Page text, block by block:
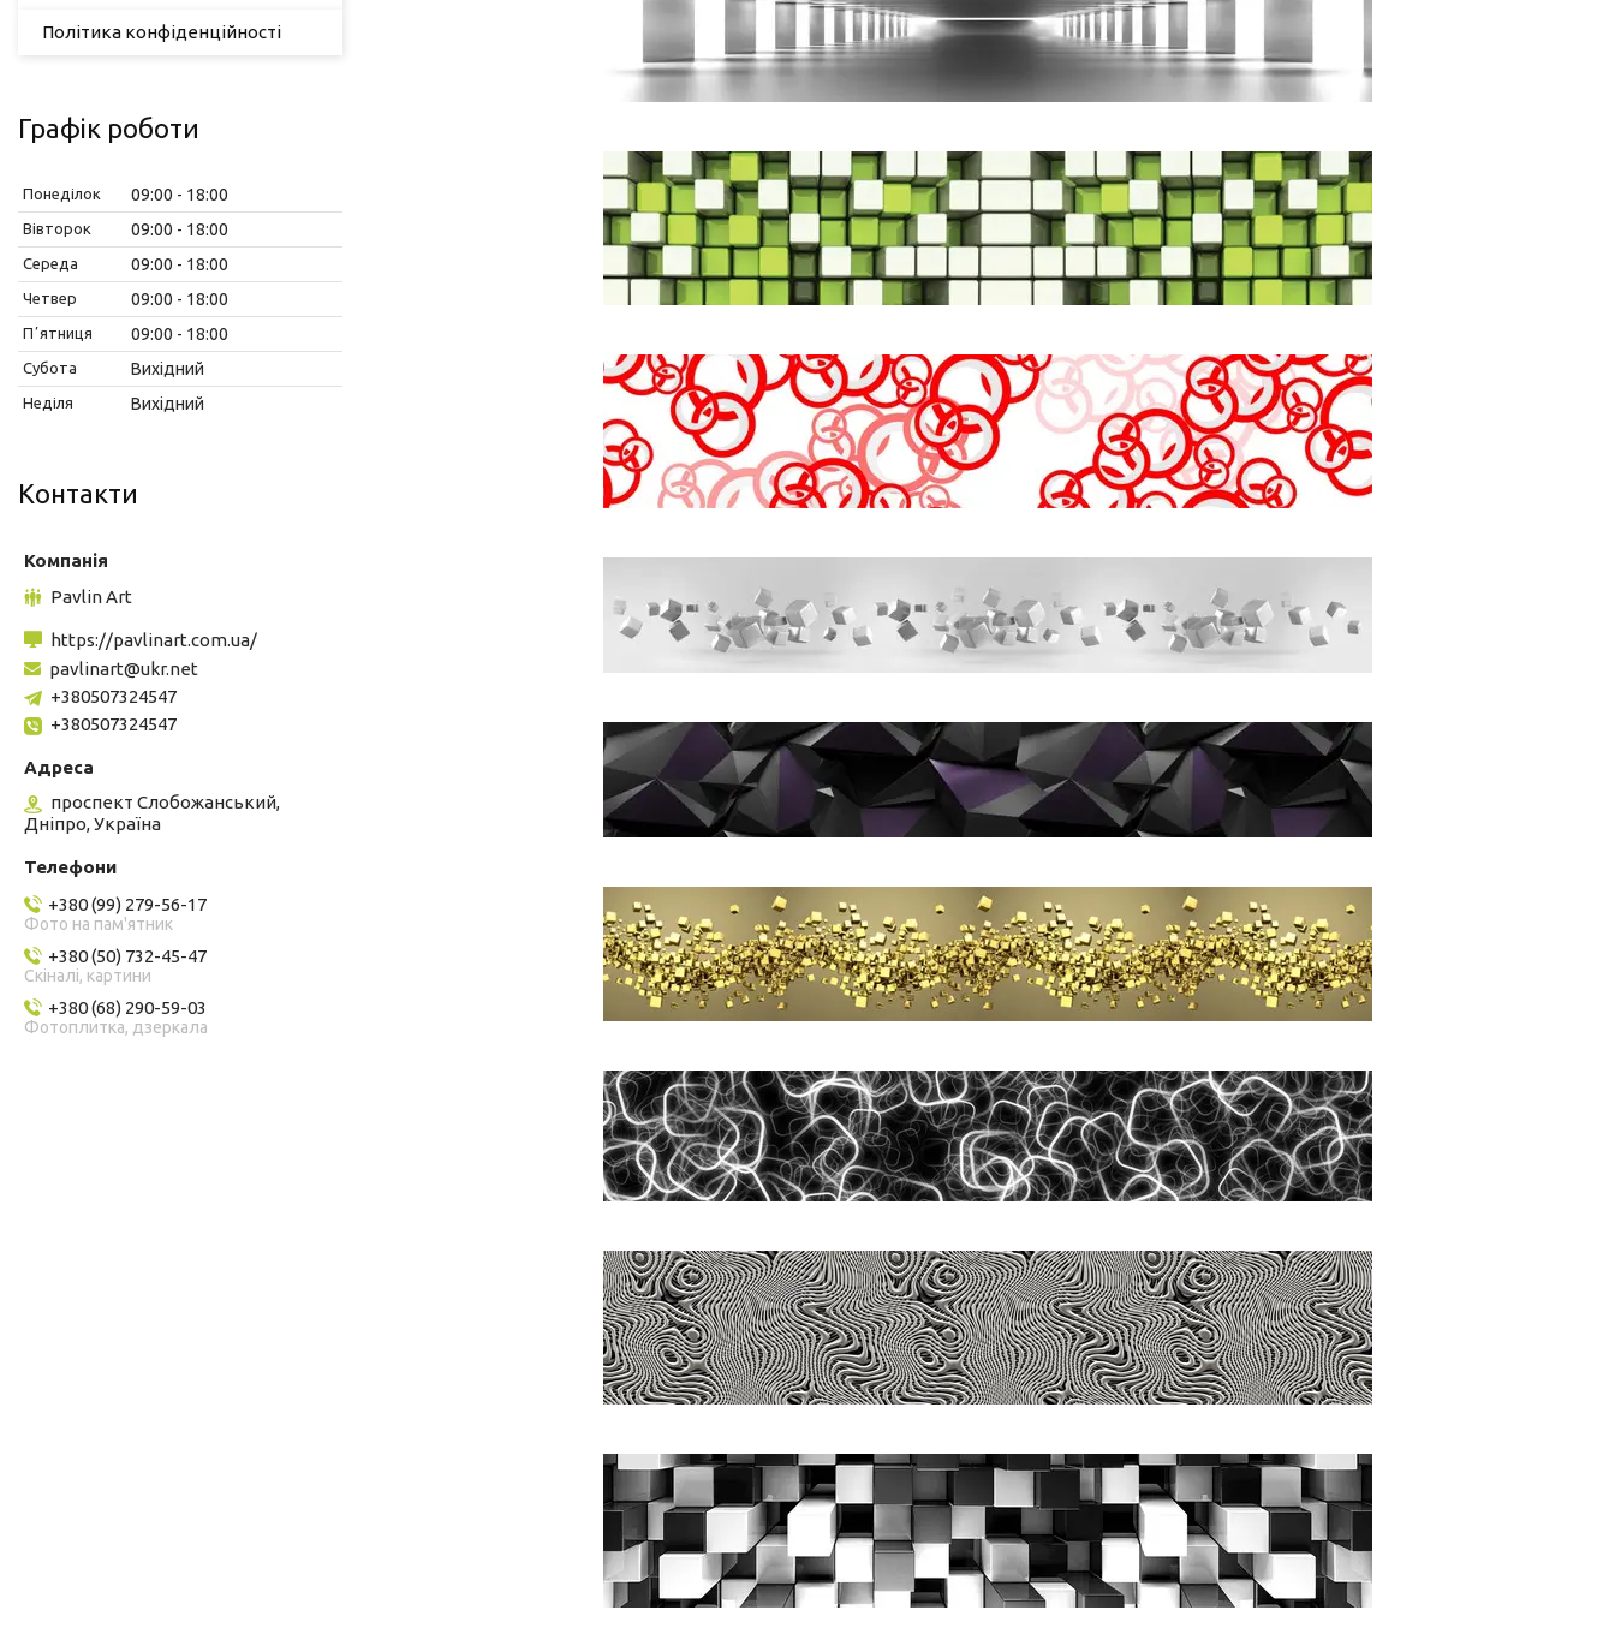
Політика конфіденційності
Графік роботи
Понеділок 09:00 18:00
Вівторок 09:00 18:00
Середа 09:00 18:00
Четвер 09:00 18:00
Пʼятниця 09:00 18:00
Субота Вихідний
Неділя Вихідний
Контакти
Pavlin Art
https://pavlinart.com.ua/
pavlinart@ukr.net
+380507324547
+380507324547
проспект Слобожанський,
Дніпро, Україна
+380 (99) 279-56-17
Фото на пам'ятник
+380 (50) 732-45-47
Скіналі, картини
+380 (68) 290-59-03
Фотоплитка, дзеркала